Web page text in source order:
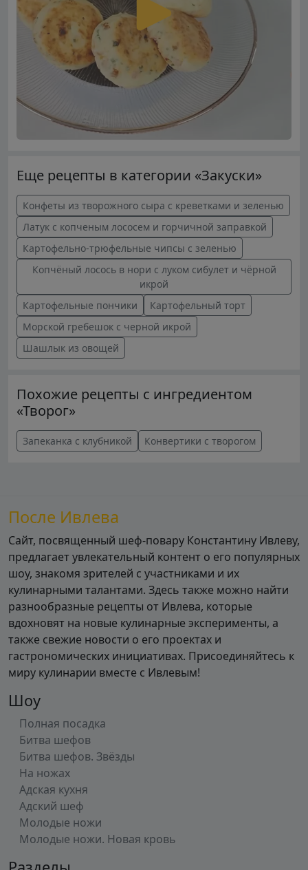
Еще рецепты в категории «Закуски»
Конфеты из творожного сыра с креветками и зеленью
Латук с копченым лососем и горчичной заправкой
Картофельно-трюфельные чипсы с зеленью
Копчёный лосось в нори с луком сибулет и чёрной
икрой
Картофельные пончики
Картофельный торт
Морской гребешок с черной икрой
Шашлык из овощей
Похожие рецепты с ингредиентом
«Творог»
Запеканка с клубникой Конвертики с творогом
После Ивлева
Сайт, посвященный шеф-повару Константину Ивлеву,
предлагает увлекательный контент о его популярных
шоу, знакомя зрителей с участниками и их
кулинарными талантами. Здесь также можно найти
разнообразные рецепты от Ивлева, которые
вдохновят на новые кулинарные эксперименты, а
также свежие новости о его проектах и
гастрономических инициативах. Присоединяйтесь к
миру кулинарии вместе с Ивлевым!
Шоу
Полная посадка
Битва шефов
Битва шефов. Звёзды
На ножах
Адская кухня
Адский шеф
Молодые ножи
Молодые ножи. Новая кровь